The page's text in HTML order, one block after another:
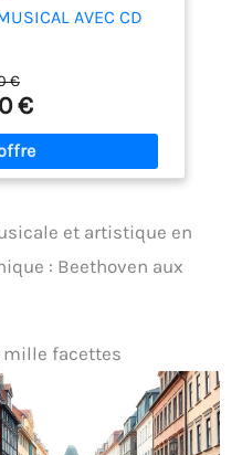
AVEC CD
€
€
et artistique en
: Beethoven aux
mille facettes